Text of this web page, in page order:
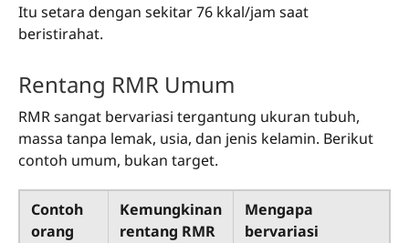
Itu setara dengan sekitar 76 kkal/jam saat
beristirahat.
Rentang RMR Umum
RMR sangat bervariasi tergantung ukuran tubuh,
massa tanpa lemak, usia, dan jenis kelamin. Berikut
contoh umum, bukan target.
Contoh
orang
Kemungkinan
rentang RMR
Mengapa
bervariasi